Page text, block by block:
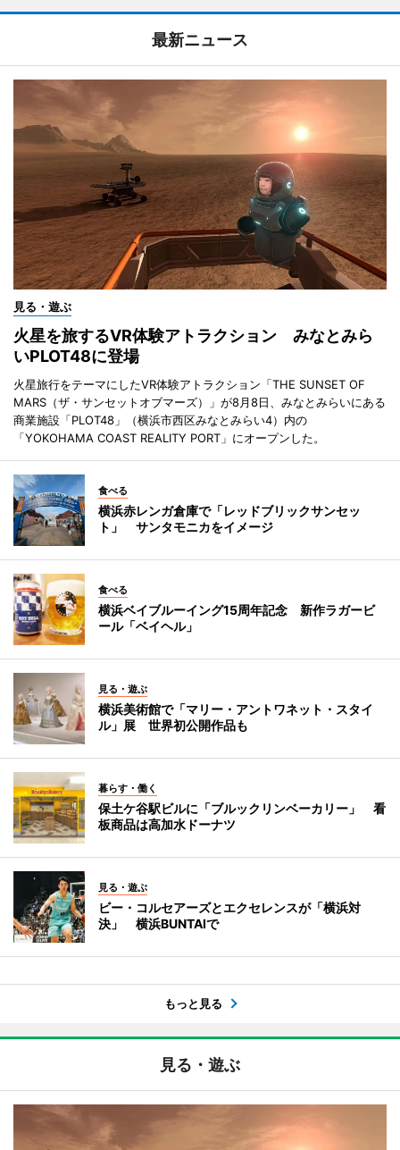
最新ニュース
見る・遊ぶ
火星を旅するVR体験アトラクション みなとみら
いPLOT48に登場
火星旅行をテーマにしたVR体験アトラクション「THE SUNSET OF
MARS（ザ・サンセットオブマーズ）」が8月8日、みなとみらいにある
商業施設「PLOT48」（横浜市西区みなとみらい4）内の
「YOKOHAMA COAST REALITY PORT」にオープンした。
食べる
横浜赤レンガ倉庫で「レッドブリックサンセッ
ト」 サンタモニカをイメージ
食べる
横浜ベイブルーイング15周年記念 新作ラガービ
ール「ベイヘル」
見る・遊ぶ
横浜美術館で「マリー・アントワネット・スタイ
ル」展 世界初公開作品も
暮らす・働く
保土ケ谷駅ビルに「ブルックリンベーカリー」 看
板商品は高加水ドーナツ
見る・遊ぶ
ビー・コルセアーズとエクセレンスが「横浜対
決」 横浜BUNTAIで
もっと見る
見る・遊ぶ